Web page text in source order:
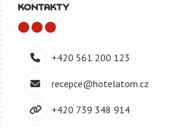
KONTAKTY
+420 561 200 123
recepce@hotelatom.cz
+420 739 348 914